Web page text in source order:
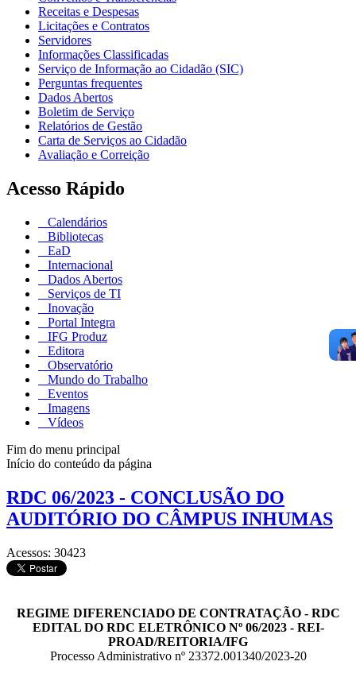
Receitas e Despesas
Licitações e Contratos
Servidores
Informações Classificadas
Serviço de Informação ao Cidadão (SIC)
Perguntas frequentes
Dados Abertos
Boletim de Serviço
Relatórios de Gestão
Carta de Serviços ao Cidadão
Avaliação e Correição
Acesso Rápido
Calendários
Bibliotecas
EaD
Internacional
Dados Abertos
Serviços de TI
Inovação
Portal Integra
IFG Produz
Editora
Observatório
Mundo do Trabalho
Eventos
Imagens
Vídeos
Fim do menu principal
Início do conteúdo da página
RDC 06/2023 - CONCLUSÃO DO
AUDITÓRIO DO CÂMPUS INHUMAS
Acessos: 30423
REGIME DIFERENCIADO DE CONTRATAÇÃO - RDC
EDITAL DO RDC ELETRÔNICO Nº 06/2023 - REI-
PROAD/REITORIA/IFG
Processo Administrativo nº 23372.001340/2023-20